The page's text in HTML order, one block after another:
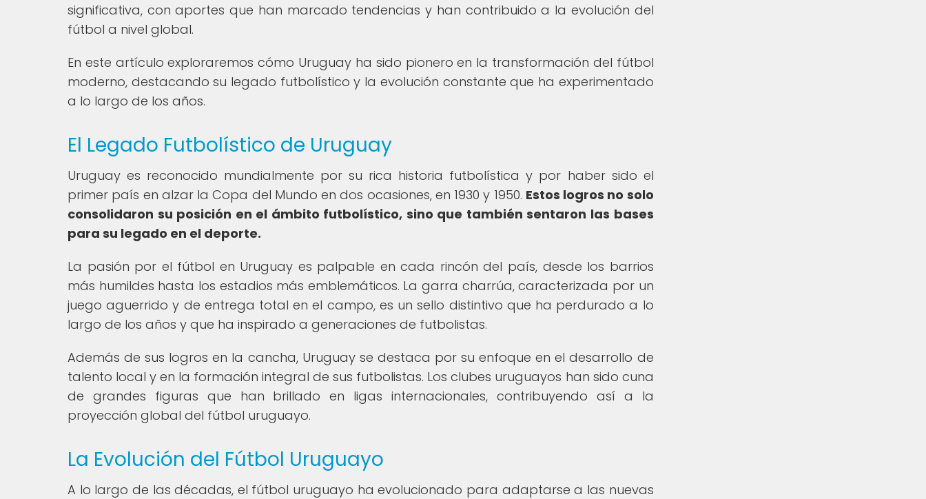
significativa, con aportes que han marcado tendencias y han contribuido a la evolución del
fútbol a nivel global.
En este artículo exploraremos cómo Uruguay ha sido pionero en la transformación del fútbol
moderno, destacando su legado futbolístico y la evolución constante que ha experimentado
a lo largo de los años.
El Legado Futbolístico de Uruguay
Uruguay es reconocido mundialmente por su rica historia futbolística y por haber sido el
primer país en alzar la Copa del Mundo en dos ocasiones, en 1930 y 1950. Estos logros no solo
consolidaron su posición en el ámbito futbolístico, sino que también sentaron las bases
para su legado en el deporte.
La pasión por el fútbol en Uruguay es palpable en cada rincón del país, desde los barrios
más humildes hasta los estadios más emblemáticos. La garra charrúa, caracterizada por un
juego aguerrido y de entrega total en el campo, es un sello distintivo que ha perdurado a lo
largo de los años y que ha inspirado a generaciones de futbolistas.
Además de sus logros en la cancha, Uruguay se destaca por su enfoque en el desarrollo de
talento local y en la formación integral de sus futbolistas. Los clubes uruguayos han sido cuna
de grandes figuras que han brillado en ligas internacionales, contribuyendo así a la
proyección global del fútbol uruguayo.
La Evolución del Fútbol Uruguayo
A lo largo de las décadas, el fútbol uruguayo ha evolucionado para adaptarse a las nuevas